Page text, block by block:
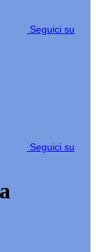
Seguici su
Seguici su